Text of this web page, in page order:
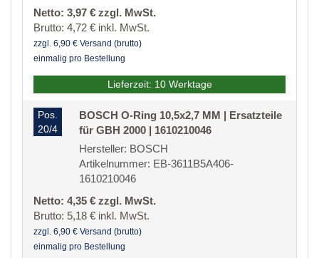
Netto: 3,97 € zzgl. MwSt.
Brutto: 4,72 € inkl. MwSt.
zzgl. 6,90 € Versand (brutto)
einmalig pro Bestellung
Lieferzeit: 10 Werktage
Pos.
20/4
BOSCH O-Ring 10,5x2,7 MM | Ersatzteile
für GBH 2000 | 1610210046
Hersteller: BOSCH
Artikelnummer: EB-3611B5A406-
1610210046
Netto: 4,35 € zzgl. MwSt.
Brutto: 5,18 € inkl. MwSt.
zzgl. 6,90 € Versand (brutto)
einmalig pro Bestellung